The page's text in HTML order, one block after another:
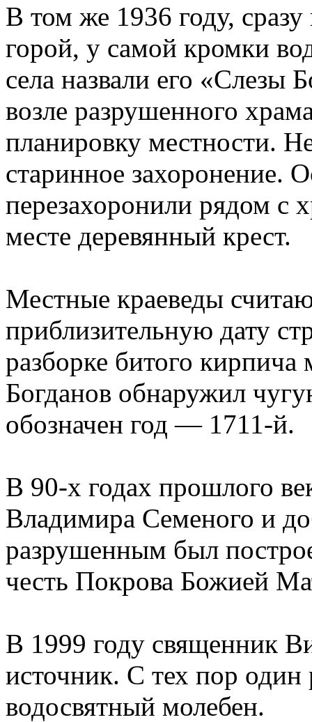
В том же 1936 году,
горой, у самой кромки
села назвали его «Слезы
возле разрушенного
планировку местности.
старинное захоронение.
перезахоронили рядом с
месте деревянный крест.
Местные краеведы
приблизительную дату
разборке битого
Богданов обнаружил
обозначен год — 1711-й.
В 90-х годах прошлого
Владимира Семеного и
разрушенным был
честь Покрова Божией
В 1999 году священник
источник. С тех пор один
водосвятный молебен.